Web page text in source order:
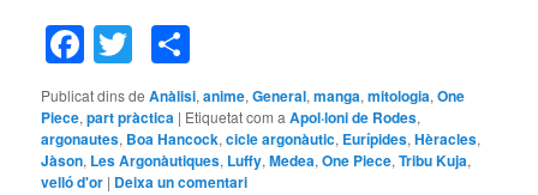
Facebook
Twitter
Publicat dins de Anàlisi,anime,General,manga,mitologia,One
Piece,part pràctica | Etiquetat com a Apol·loni de Rodes,
argonautes, Boa Hancock,cicle argonàutic, Eurípides,Hèracles,
Jàson, Les Argonàutiques, Luffy,Medea,One Piece,Tribu Kuja,
velló d'or | Deixa un comentari